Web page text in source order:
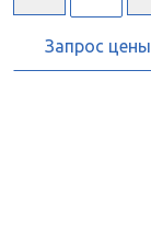
Запрос цены